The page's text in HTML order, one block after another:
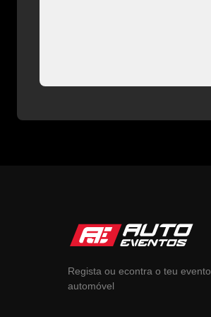
Regista ou econtra o teu evento
automóvel